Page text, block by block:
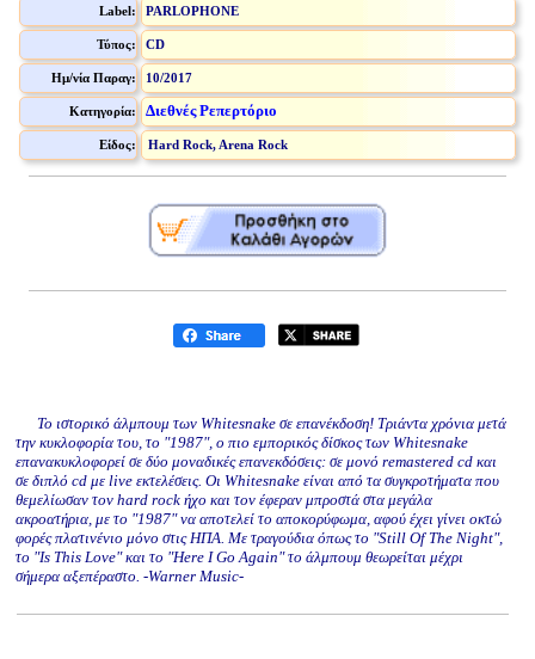
Label: PARLOPHONE
Τύπος: CD
Ημ/νία Παραγ: 10/2017
Κατηγορία: Διεθνές Ρεπερτόριο
Είδος: Hard Rock, Arena Rock
Το ιστορικό άλμπουμ των Whitesnake σε επανέκδοση! Τριάντα χρόνια μετά
την κυκλοφορία του, το "1987", ο πιο εμπορικός δίσκος των Whitesnake
επανακυκλοφορεί σε δύο μοναδικές επανεκδόσεις: σε μονό remastered cd και
σε διπλό cd με live εκτελέσεις. Οι Whitesnake είναι από τα συγκροτήματα που
θεμελίωσαν τον hard rock ήχο και τον έφεραν μπροστά στα μεγάλα
ακροατήρια, με το "1987" να αποτελεί το αποκορύφωμα, αφού έχει γίνει οκτώ
φορές πλατινένιο μόνο στις ΗΠΑ. Με τραγούδια όπως το "Still Of The Night",
το "Is This Love" και το "Here I Go Again" το άλμπουμ θεωρείται μέχρι
σήμερα αξεπέραστο. -Warner Music-